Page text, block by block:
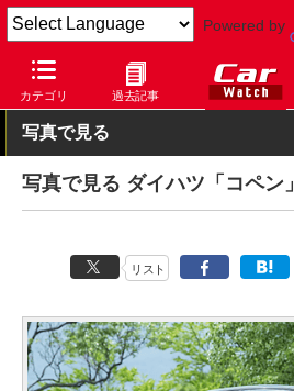
Powered by
カテゴリ 過去記事
Car Watch 自動車 ダイハツ コペン
写真で見る
写真で見る ダイハツ「コペン」
リスト